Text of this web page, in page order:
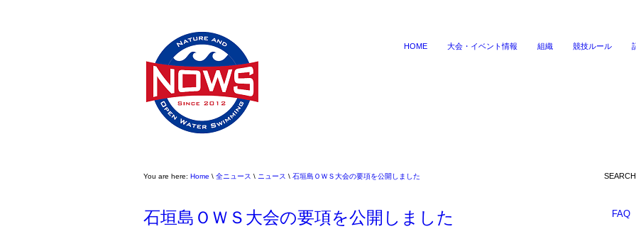
HOME 大会・イベント情報 組織 競技ルール
You are here: Home \ 全ニュース \ ニュース \ 石垣島ＯＷＳ大会の要項を公開しました
石垣島ＯＷＳ大会の要項を公開しました
FAQ